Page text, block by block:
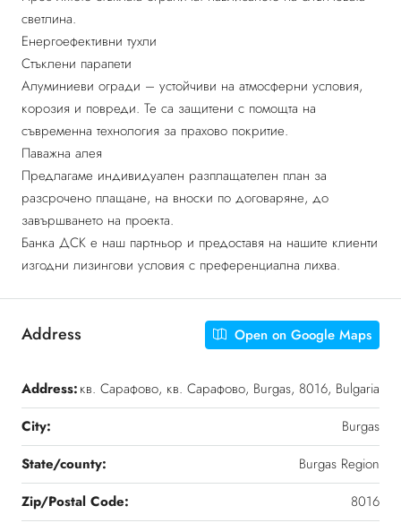
светлина.
Енергоефективни тухли
Стъклени парапети
Алуминиеви огради – устойчиви на атмосферни условия,
корозия и повреди. Те са защитени с помощта на
съвременна технология за прахово покритие.
Паважна алея
Предлагаме индивидуален разплащателен план за
разсрочено плащане, на вноски по договаряне, до
завършването на проекта.
Банка ДСК е наш партньор и предоставя на нашите клиенти
изгодни лизингови условия с преференциална лихва.
Address Open on Google Maps
Address:кв. Сарафово, кв. Сарафово, Burgas, 8016, Bulgaria
City:
Burgas
State/county:
Burgas Region
Zip/Postal Code:
8016